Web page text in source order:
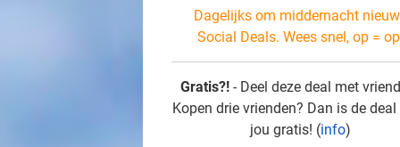
Dagelijks om middernacht
Social Deals. Wees snel, op =
Gratis?! - Deel deze deal met
Kopen drie vrienden? Dan is de
jou gratis! (info)